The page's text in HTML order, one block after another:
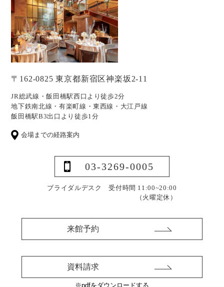
〒162-0825 東京都新宿区神楽坂2-11
JR総武線・飯田橋駅西口より徒歩2分
地下鉄南北線・有楽町線・東西線・大江戸線
飯田橋駅B3出口より徒歩1分
会場までの経路案内
03-3269-0005
ブライダルデスク 受付時間 11:00~20:00
（火曜定休）
来館予約
資料請求
※pdfをダウンロードする